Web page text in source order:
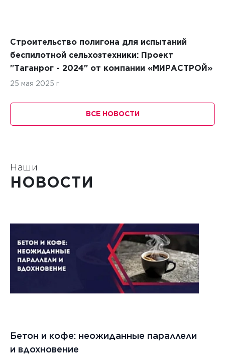
Строительство полигона для испытаний
беспилотной сельхозтехники: Проект
"Таганрог - 2024" от компании «МИРАСТРОЙ»
25 мая 2025 г
ВСЕ НОВОСТИ
Наши
НОВОСТИ
Бетон и кофе: неожиданные параллели
и вдохновение